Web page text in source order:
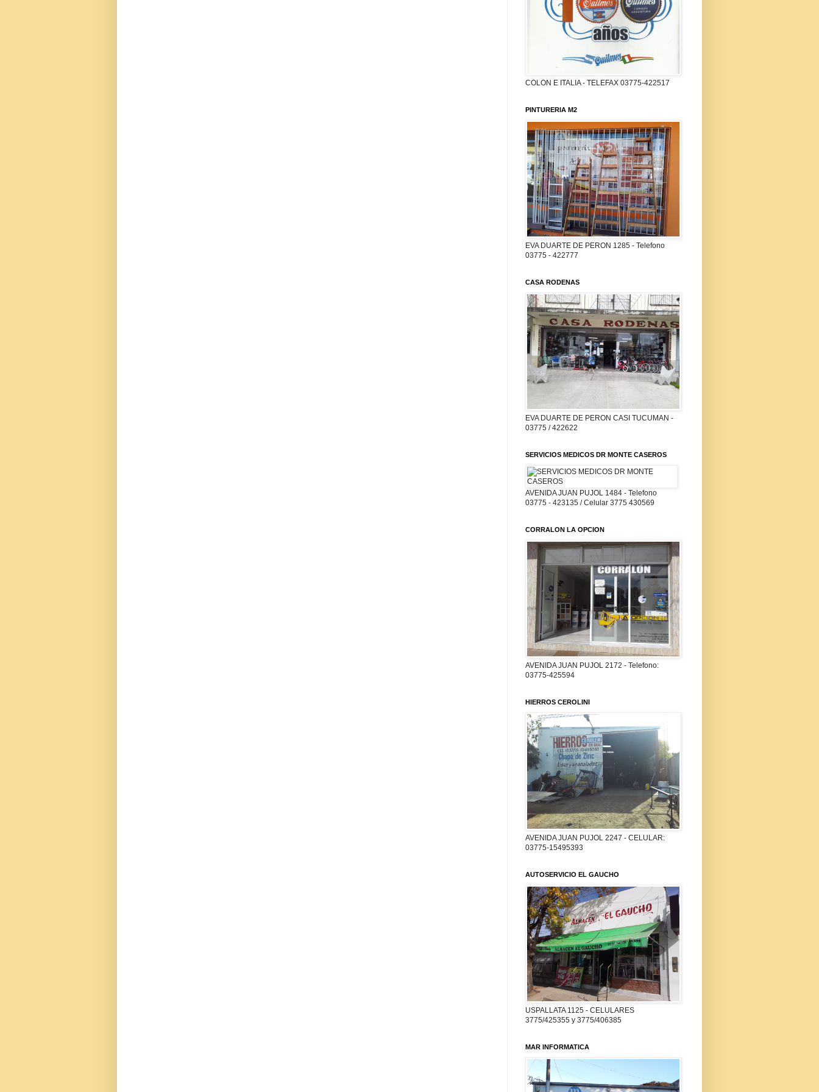
COLON E ITALIA - TELEFAX 03775-422517
PINTURERIA M2
EVA DUARTE DE PERON 1285 - Telefono
03775 - 422777
CASA RODENAS
EVA DUARTE DE PERON CASI TUCUMAN -
03775 / 422622
SERVICIOS MEDICOS DR MONTE CASEROS
AVENIDA JUAN PUJOL 1484 - Telefono
03775 - 423135 / Celular 3775 430569
CORRALON LA OPCION
AVENIDA JUAN PUJOL 2172 - Telefono:
03775-425594
HIERROS CEROLINI
AVENIDA JUAN PUJOL 2247 - CELULAR:
03775-15495393
AUTOSERVICIO EL GAUCHO
USPALLATA 1125 - CELULARES
3775/425355 y 3775/406385
MAR INFORMATICA